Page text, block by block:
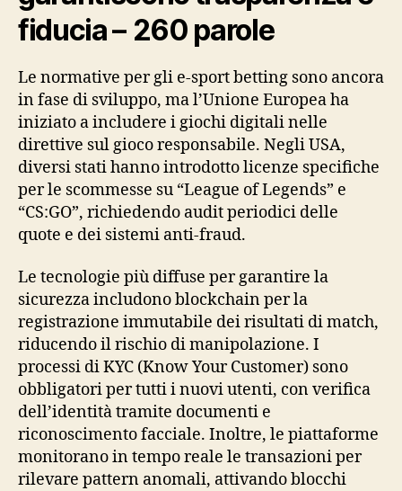
fiducia – 260 parole
Le normative per gli e‑sport betting sono ancora
in fase di sviluppo, ma l’Unione Europea ha
iniziato a includere i giochi digitali nelle
direttive sul gioco responsabile. Negli USA,
diversi stati hanno introdotto licenze specifiche
per le scommesse su “League of Legends” e
“CS:GO”, richiedendo audit periodici delle
quote e dei sistemi anti‑fraud.
Le tecnologie più diffuse per garantire la
sicurezza includono blockchain per la
registrazione immutabile dei risultati di match,
riducendo il rischio di manipolazione. I
processi di KYC (Know Your Customer) sono
obbligatori per tutti i nuovi utenti, con verifica
dell’identità tramite documenti e
riconoscimento facciale. Inoltre, le piattaforme
monitorano in tempo reale le transazioni per
rilevare pattern anomali, attivando blocchi